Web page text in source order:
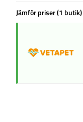
Jämför priser (1 butik)